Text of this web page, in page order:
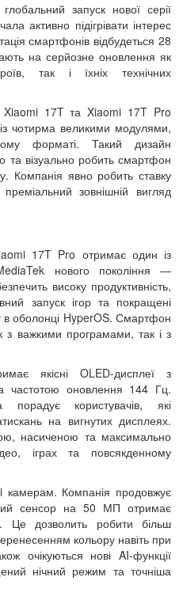
запуск нової серії
активно підігрівати інтерес
смартфонів відбудеться 28
на серйозне оновлення як
так і їхніх технічних
Xiaomi 17T та Xiaomi 17T Pro
чотирма великими модулями,
форматі. Такий дизайн
та візуально робить смартфон
Компанія явно робить ставку
зовнішній вигляд
17T Pro отримає один із
нового покоління —
високу продуктивність,
запуск ігор та покращені
в оболонці HyperOS. Смартфон
з важкими програмами, так і з
якісні OLED-дисплеї з
частотою оновлення 144 Гц.
порадує користувачів, які
на вигнутих дисплеях.
насиченою та максимально
іграх та повсякденному
камерам. Компанія продовжує
сенсор на 50 МП отримає
Це дозволить робити більш
кольору навіть при
очікуються нові AI-функції
нічний режим та точніша